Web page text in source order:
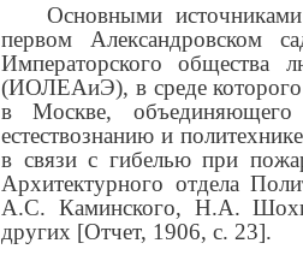
Основными
первом Александровском
Императорского общества
(ИОЛЕАиЭ), в среде которого
в Москве, объединяющего
естествознанию и
в связи с гибелью при
Архитектурного отдела
А.С. Каминского, Н.А.
других [Отчет, 1906, c. 23].